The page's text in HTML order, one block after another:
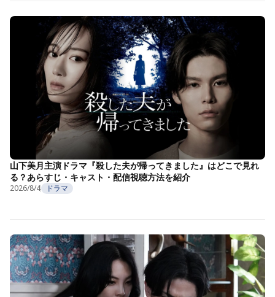
山下美月主演ドラマ『殺した夫が帰ってきました』はどこで見れ
る？あらすじ・キャスト・配信視聴方法を紹介
2026/8/4 ドラマ